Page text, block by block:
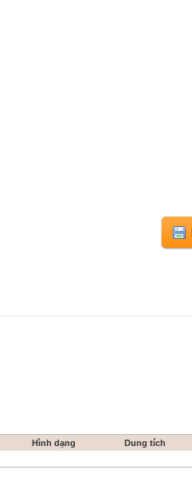
Hình dạng
Dung tích